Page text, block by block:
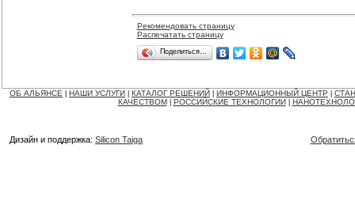
Рекомендовать страницу
Распечатать страницу
Поделиться…
ОБ АЛЬЯНСЕ НАШИ УСЛУГИ КАТАЛОГ РЕШЕНИЙ ИНФОРМАЦИОННЫЙ ЦЕНТР
КАЧЕСТВОМ
РОССИЙСКИЕ ТЕХНОЛОГИИ
Дизайн и поддержка: Silicon Taiga